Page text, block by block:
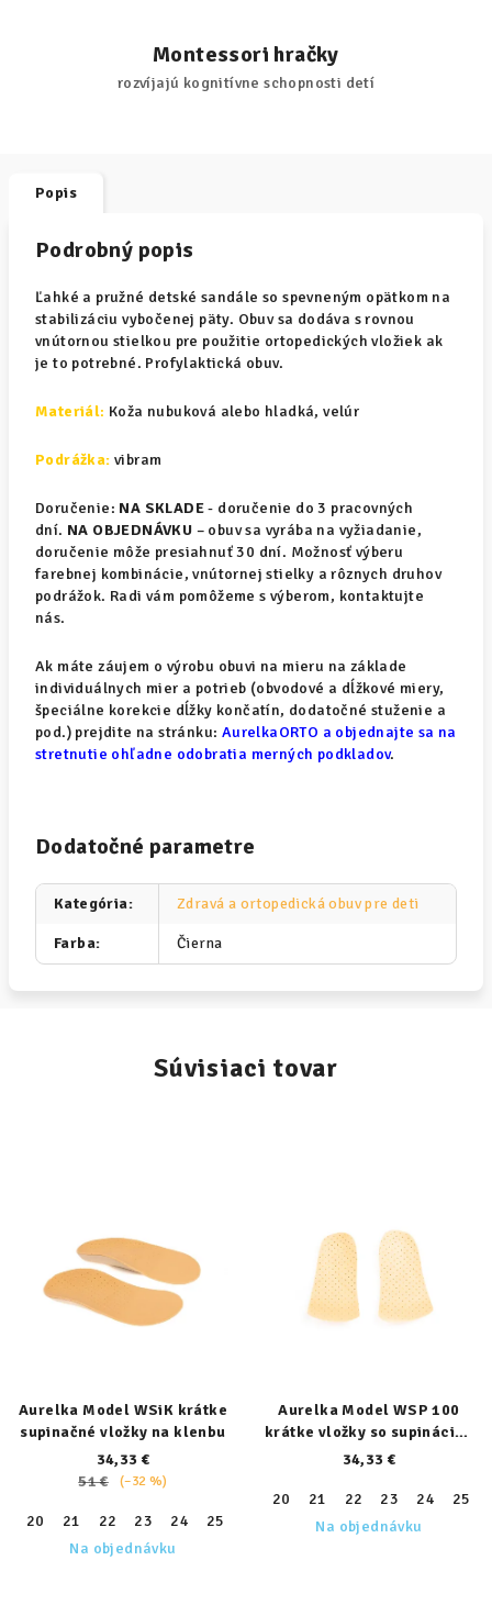
Montessori hračky
rozvíjajú kognitívne schopnosti detí
Popis
Podrobný popis
Ľahké a pružné detské sandále so spevneným opätkom na
stabilizáciu vybočenej päty. Obuv sa dodáva s rovnou
vnútornou stielkou pre použitie ortopedických vložiek ak
je to potrebné. Profylaktická obuv.
Materiál: Koža nubuková alebo hladká, velúr
Podrážka: vibram
Doručenie: NA SKLADE- doručenie do 3 pracovných
dní. NA OBJEDNÁVKU – obuv sa vyrába na vyžiadanie,
doručenie môže presiahnuť 30 dní. Možnosť výberu
farebnej kombinácie, vnútornej stielky a rôznych druhov
podrážok. Radi vám pomôžeme s výberom, kontaktujte
nás.
Ak máte záujem o výrobu obuvi na mieru na základe
individuálnych mier a potrieb (obvodové a dĺžkové miery,
špeciálne korekcie dĺžky končatín, dodatočné stuženie a
pod.) prejdite na stránku: AurelkaORTO a objednajte sa na
stretnutie ohľadne odobratia merných podkladov.
Dodatočné parametre
Kategória: Zdravá a ortopedická obuv pre deti
Farba: Čierna
Súvisiaci tovar
Aurelka Model WSiK krátke
supinačné vložky na klenbu
34,33 €
51 €
(–32 %)
20 21 22 23 24 25 28 29 30
Na objednávku
Aurelka Model WSP 100
krátke vložky so supináciou
päty
34,33 €
20 21 22 23 24 25
Na objednávku